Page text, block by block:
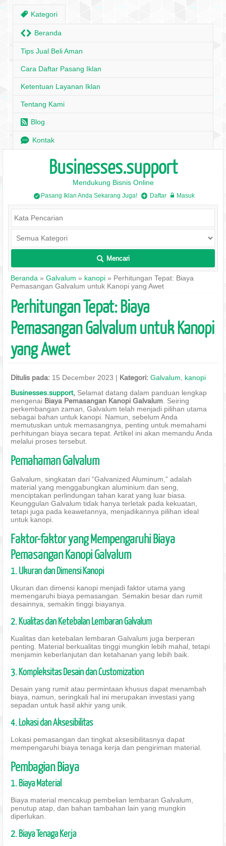
, Kategori
H Beranda
Tips Jual Beli Aman
Cara Daftar Pasang Iklan
Ketentuan Layanan Iklan
Tentang Kami
r Blog
e Kontak
Businesses.support
Mendukung Bisnis Online
/ Pasang Iklan Anda Sekarang Juga! + Daftar w Masuk
L Mencari
Beranda » Galvalum » kanopi » Perhitungan Tepat: Biaya
Pemasangan Galvalum untuk Kanopi yang Awet
Perhitungan Tepat: Biaya
Pemasangan Galvalum untuk Kanopi
yang Awet
Ditulis pada: 15 December 2023 | Kategori: Galvalum
kanopi
Businesses.support, Selamat datang dalam panduan lengkap
mengenai Biaya Pemasangan Kanopi Galvalum . Seiring
perkembangan zaman, Galvalum telah menjadi pilihan utama
sebagai bahan untuk kanopi. Namun, sebelum Anda
memutuskan untuk memasangnya, penting untuk memahami
perhitungan biaya secara tepat. Artikel ini akan memandu Anda
melalui proses tersebut.
Pemahaman Galvalum
Galvalum, singkatan dari “Galvanized Aluminum,” adalah
material yang menggabungkan aluminium dan seng,
menciptakan perlindungan tahan karat yang luar biasa.
Keunggulan Galvalum tidak hanya terletak pada kekuatan,
tetapi juga pada keawetannya, menjadikannya pilihan ideal
untuk kanopi.
Faktor-faktor yang Mempengaruhi Biaya
Pemasangan Kanopi Galvalum
1. Ukuran dan Dimensi Kanopi
Ukuran dan dimensi kanopi menjadi faktor utama yang
memengaruhi biaya pemasangan. Semakin besar dan rumit
desainnya, semakin tinggi biayanya.
2. Kualitas dan Ketebalan Lembaran Galvalum
Kualitas dan ketebalan lembaran Galvalum juga berperan
penting. Material berkualitas tinggi mungkin lebih mahal, tetapi
menjamin keberlanjutan dan ketahanan yang lebih baik.
3. Kompleksitas Desain dan Customization
Desain yang rumit atau permintaan khusus dapat menambah
biaya, namun, seringkali hal ini merupakan investasi yang
sepadan untuk hasil akhir yang unik.
4. Lokasi dan Aksesibilitas
Lokasi pemasangan dan tingkat aksesibilitasnya dapat
mempengaruhi biaya tenaga kerja dan pengiriman material.
Pembagian Biaya
1. Biaya Material
Biaya material mencakup pembelian lembaran Galvalum,
penutup atap, dan bahan tambahan lain yang mungkin
diperlukan.
2. Biaya Tenaga Kerja